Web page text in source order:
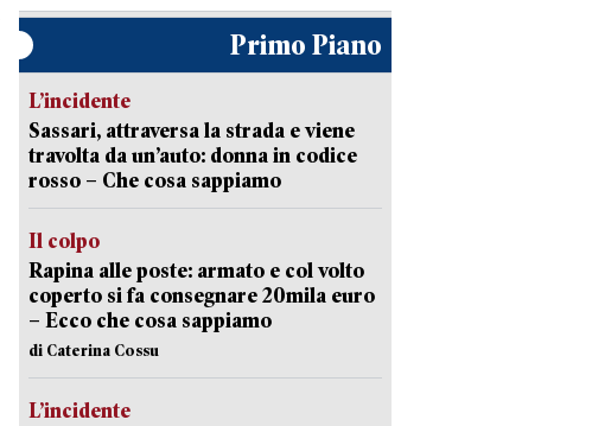
Primo Piano
L’incidente
Sassari, attraversa la strada e viene
travolta da un’auto: donna in codice
rosso – Che cosa sappiamo
Il colpo
Rapina alle poste: armato e col volto
coperto si fa consegnare 20mila euro
– Ecco che cosa sappiamo
di Caterina Cossu
L’incidente